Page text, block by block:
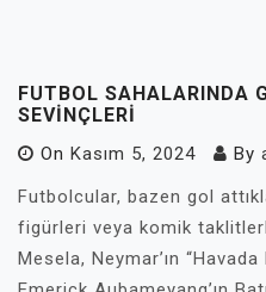
FUTBOL SAHALARINDA
SEVINÇLERI
On Kasım 5, 2024 By
Futbolcular, bazen gol
figürleri veya komik
Mesela, Neymar’ın